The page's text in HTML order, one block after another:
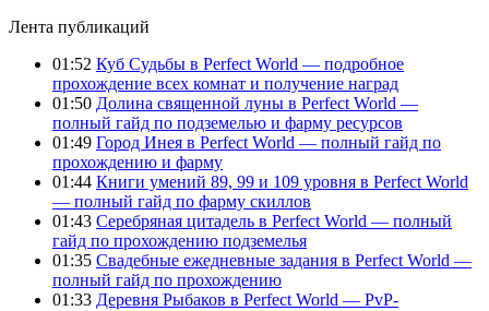
Лента публикаций
01:52 Куб Судьбы в Perfect World — подробное
прохождение всех комнат и получение наград
01:50 Долина священной луны в Perfect World —
полный гайд по подземелью и фарму ресурсов
01:49 Город Инея в Perfect World — полный гайд по
прохождению и фарму
01:44 Книги умений 89, 99 и 109 уровня в Perfect World
— полный гайд по фарму скиллов
01:43 Серебряная цитадель в Perfect World — полный
гайд по прохождению подземелья
01:35 Свадебные ежедневные задания в Perfect World —
полный гайд по прохождению
01:33 Деревня Рыбаков в Perfect World — PvP-